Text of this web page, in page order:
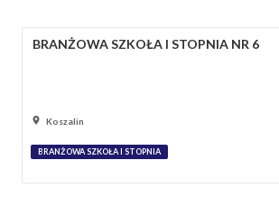
BRANŻOWA SZKOŁA I STOPNIA NR 6
Koszalin
BRANŻOWA SZKOŁA I STOPNIA